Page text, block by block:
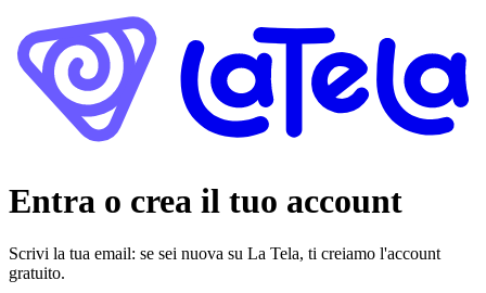
Entra o crea il tuo account
Scrivi la tua email: se sei nuova su La Tela, ti creiamo l'account
gratuito.